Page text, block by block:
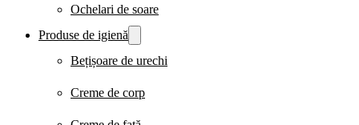
Ochelari de soare
Produse de igienă
Bețișoare de urechi
Creme de corp